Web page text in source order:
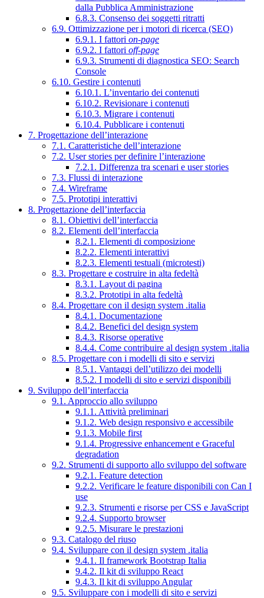
dalla Pubblica Amministrazione
6.8.3. Consenso dei soggetti ritratti
6.9. Ottimizzazione per i motori di ricerca (SEO)
6.9.1. I fattori on-page
6.9.2. I fattori off-page
6.9.3. Strumenti di diagnostica SEO: Search
Console
6.10. Gestire i contenuti
6.10.1. L’inventario dei contenuti
6.10.2. Revisionare i contenuti
6.10.3. Migrare i contenuti
6.10.4. Pubblicare i contenuti
7. Progettazione dell’interazione
7.1. Caratteristiche dell’interazione
7.2. User stories per definire l’interazione
7.2.1. Differenza tra scenari e user stories
7.3. Flussi di interazione
7.4. Wireframe
7.5. Prototipi interattivi
8. Progettazione dell’interfaccia
8.1. Obiettivi dell’interfaccia
8.2. Elementi dell’interfaccia
8.2.1. Elementi di composizione
8.2.2. Elementi interattivi
8.2.3. Elementi testuali (microtesti)
8.3. Progettare e costruire in alta fedeltà
8.3.1. Layout di pagina
8.3.2. Prototipi in alta fedeltà
8.4. Progettare con il design system .italia
8.4.1. Documentazione
8.4.2. Benefici del design system
8.4.3. Risorse operative
8.4.4. Come contribuire al design system .italia
8.5. Progettare con i modelli di sito e servizi
8.5.1. Vantaggi dell’utilizzo dei modelli
8.5.2. I modelli di sito e servizi disponibili
9. Sviluppo dell’interfaccia
9.1. Approccio allo sviluppo
9.1.1. Attività preliminari
9.1.2. Web design responsivo e accessibile
9.1.3. Mobile first
9.1.4. Progressive enhancement e Graceful
degradation
9.2. Strumenti di supporto allo sviluppo del software
9.2.1. Feature detection
9.2.2. Verificare le feature disponibili con Can I
use
9.2.3. Strumenti e risorse per CSS e JavaScript
9.2.4. Supporto browser
9.2.5. Misurare le prestazioni
9.3. Catalogo del riuso
9.4. Sviluppare con il design system .italia
9.4.1. Il framework Bootstrap Italia
9.4.2. Il kit di sviluppo React
9.4.3. Il kit di sviluppo Angular
9.5. Sviluppare con i modelli di sito e servizi